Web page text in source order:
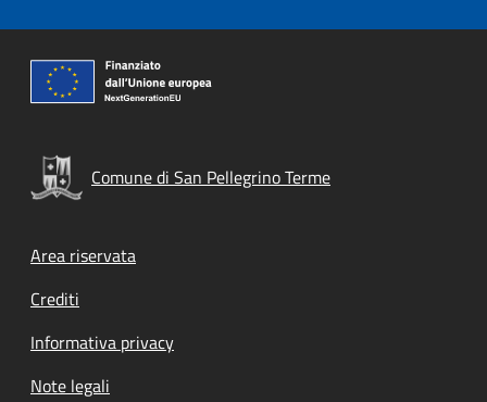
Comune di San Pellegrino Terme
Footer menu
Area riservata
Crediti
Informativa privacy
Note legali